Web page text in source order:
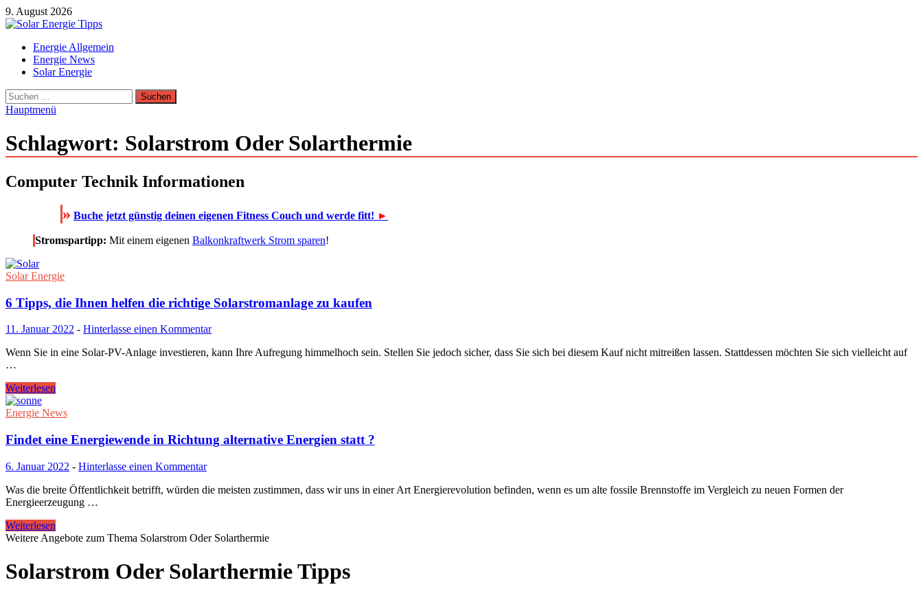
Zum
Inhalt
9. August 2026
Solar Energie Tipps
Solar Energie und Photovoltaik Informationen und Tipps
Energie Allgemein
Energie News
Solar Energie
Suchen
nach:
Hauptmenü
Schlagwort: Solarstrom Oder Solarthermie
Computer Technik Informationen
» Buche jetzt günstig deinen eigenen Fitness Couch und werde fitt! ►
Stromspartipp: Mit einem eigenen Balkonkraftwerk Strom sparen!
Solar Energie
6 Tipps, die Ihnen helfen die richtige Solarstromanlage zu kaufen
11. Januar 2022 - Hinterlasse einen Kommentar
Wenn Sie in eine Solar-PV-Anlage investieren, kann Ihre Aufregung himmelhoch sein. Stellen Sie jedoch sicher, dass Sie sich bei diesem Kauf nicht mitreißen lassen. Stattdessen möchten Sie sich vielleicht auf
…
Weiterlesen
Energie News
Findet eine Energiewende in Richtung alternative Energien statt ?
6. Januar 2022 - Hinterlasse einen Kommentar
Was die breite Öffentlichkeit betrifft, würden die meisten zustimmen, dass wir uns in einer Art Energierevolution befinden, wenn es um alte fossile Brennstoffe im Vergleich zu neuen Formen der
Energieerzeugung …
Weiterlesen
Weitere Angebote zum Thema Solarstrom Oder Solarthermie
Solarstrom Oder Solarthermie Tipps